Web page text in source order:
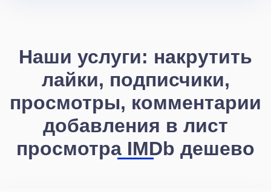
Наши услуги: накрутить
лайки, подписчики,
просмотры, комментарии
добавления в лист
просмотра IMDb дешево